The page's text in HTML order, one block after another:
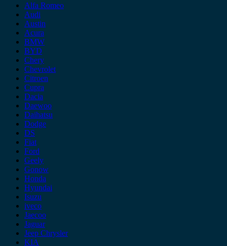
Alfa Romeo
Audi
Austin
Acura
BMW
BYD
Chery
Chevrolet
Citroen
Cupra
Dacia
Daewoo
Daihatsu
Dodge
DS
Fiat
Ford
Geely
Gonow
Honda
Hyundai
Isuzu
iveco
Jaecoo
Jaguar
Jeep Chrysler
KIA